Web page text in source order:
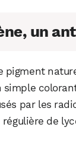
un
pigment
simple
par les
de